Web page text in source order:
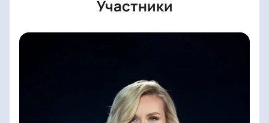
Участники